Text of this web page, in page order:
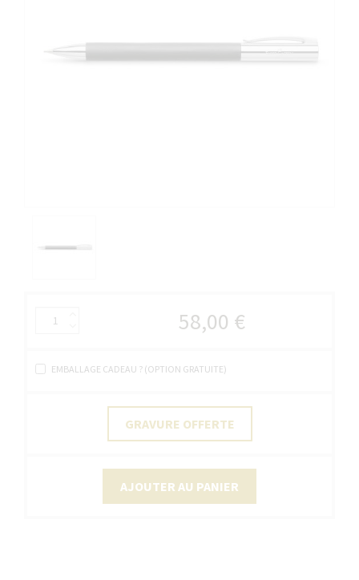
58,00 €
EMBALLAGE CADEAU ? (OPTION GRATUITE)
GRAVURE OFFERTE
AJOUTER AU PANIER